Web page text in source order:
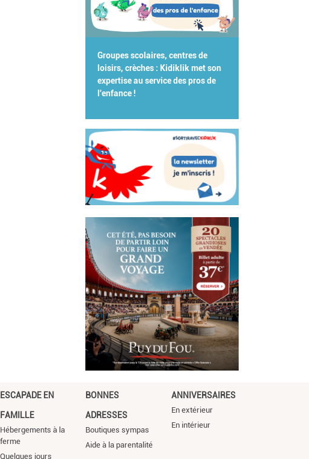
Groupes scolaires, centres de
loisirs, crèches : Kidiklik met son
expertise au service des pros de
l'enfance !
ESCAPADE EN
FAMILLE
Hébergements à la
ferme
Quelques jours
BONNES
ADRESSES
Boutiques sympas
Aide à la parentalité
ANNIVERSAIRES
En extérieur
En intérieur